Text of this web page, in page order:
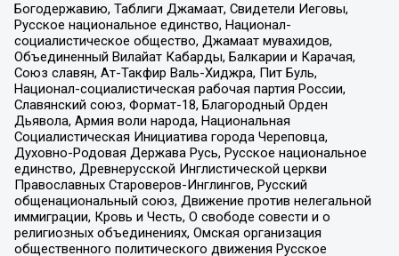
Богодержавию, Таблиги Джамаат, Свидетели Иеговы,
Русское национальное единство, Национал-
социалистическое общество, Джамаат мувахидов,
Объединенный Вилайат Кабарды, Балкарии и Карачая,
Союз славян, Ат-Такфир Валь-Хиджра, Пит Буль,
Национал-социалистическая рабочая партия России,
Славянский союз, Формат-18, Благородный Орден
Дьявола, Армия воли народа, Национальная
Социалистическая Инициатива города Череповца,
Духовно-Родовая Держава Русь, Русское национальное
единство, Древнерусской Инглистической церкви
Православных Староверов-Инглингов, Русский
общенациональный союз, Движение против нелегальной
иммиграции, Кровь и Честь, О свободе совести и о
религиозных объединениях, Омская организация
общественного политического движения Русское